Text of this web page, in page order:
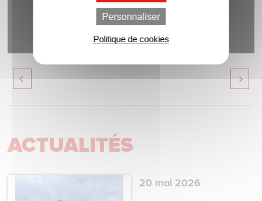
ACTUALITÉS
20 mai 2026
Personnaliser
Politique de cookies